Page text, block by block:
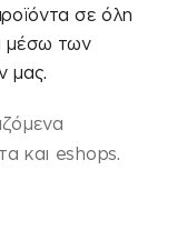
σε όλη
μέσω των
μας.
και eshops.